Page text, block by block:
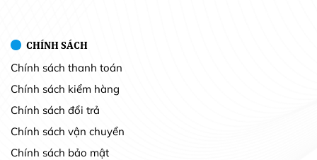
CHÍNH SÁCH
Chính sách thanh toán
Chính sách kiểm hàng
Chính sách đổi trả
Chính sách vận chuyển
Chính sách bảo mật